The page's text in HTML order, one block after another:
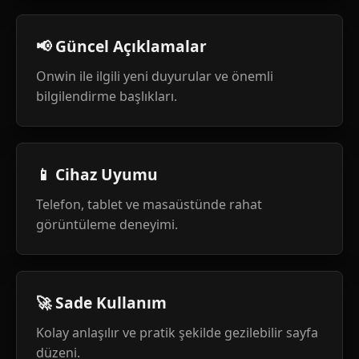
📢 Güncel Açıklamalar
Onwin ile ilgili yeni duyurular ve önemli
bilgilendirme başlıkları.
📱 Cihaz Uyumu
Telefon, tablet ve masaüstünde rahat
görüntüleme deneyimi.
🚀 Sade Kullanım
Kolay anlaşılır ve pratik şekilde gezilebilir sayfa
düzeni.